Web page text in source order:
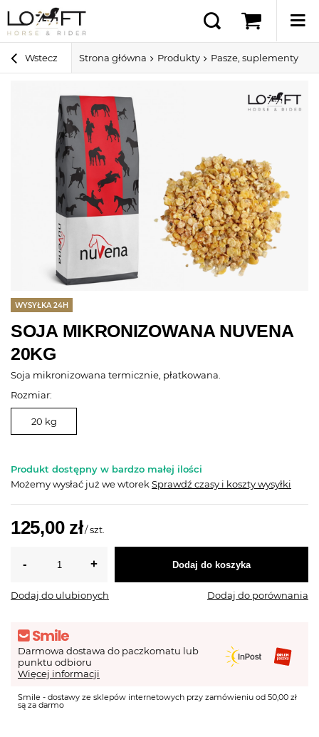
Wstecz Strona główna Produkty Pasze, suplementy i
SOJA MIKRONIZOWANA NUVENA
20KG
Soja mikronizowana termicznie, płatkowana.
WYSYŁKA 24H
Rozmiar:
20 kg
Produkt dostępny w bardzo małej ilości
Możemy wysłać już we wtorekSprawdź czasy i koszty wysyłki
125,00 zł/szt.
Dodaj do koszyka
Dodaj do ulubionych Dodaj do porównania
Darmowa dostawa do paczkomatu lub
punktu odbioru
Więcej informacji
Smile - dostawy ze sklepów internetowych przy zamówieniu od 50,00 zł
są za darmo